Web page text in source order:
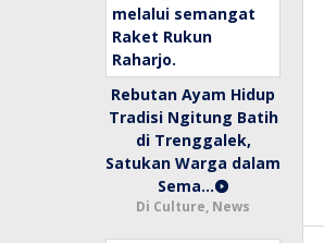
Rebutan Ayam Hidup
Tradisi Ngitung Batih
di Trenggalek,
Satukan Warga dalam
Sema…
Di Culture, News